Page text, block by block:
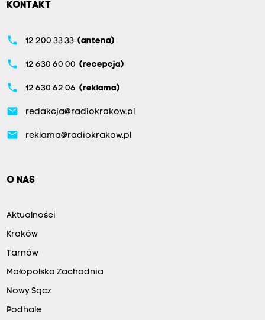
KONTAKT
phone 12 200 33 33 (antena)
phone 12 630 60 00 (recepcja)
phone 12 630 62 06 (reklama)
email redakcja@radiokrakow.pl
email reklama@radiokrakow.pl
O NAS
Aktualności
Kraków
Tarnów
Małopolska Zachodnia
Nowy Sącz
Podhale